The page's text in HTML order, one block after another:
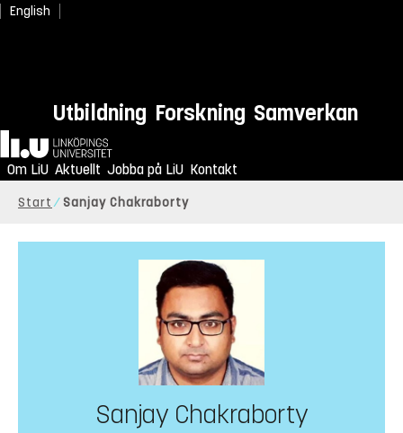
English
Utbildning Forskning Samverkan
Hem
Om LiU Aktuellt Jobba på LiU Kontakt
Start Sanjay Chakraborty
Sanjay Chakraborty